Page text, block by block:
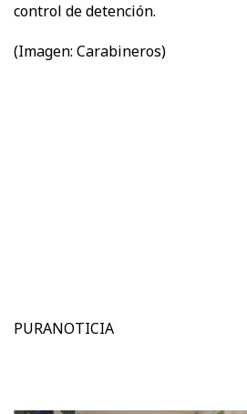
control de detención.
(Imagen: Carabineros)
PURANOTICIA